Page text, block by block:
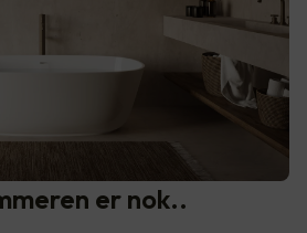
er nok..